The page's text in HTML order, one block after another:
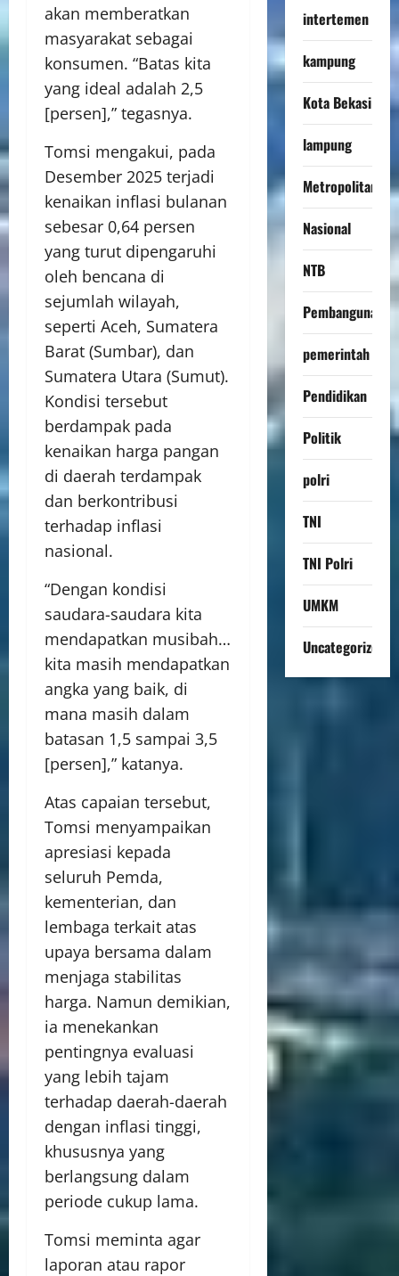
akan memberatkan
masyarakat sebagai
konsumen. “Batas kita
yang ideal adalah 2,5
[persen],” tegasnya.
Tomsi mengakui, pada
Desember 2025 terjadi
kenaikan inflasi bulanan
sebesar 0,64 persen
yang turut dipengaruhi
oleh bencana di
sejumlah wilayah,
seperti Aceh, Sumatera
Barat (Sumbar), dan
Sumatera Utara (Sumut).
Kondisi tersebut
berdampak pada
kenaikan harga pangan
di daerah terdampak
dan berkontribusi
terhadap inflasi
nasional.
“Dengan kondisi
saudara-saudara kita
mendapatkan musibah…
kita masih mendapatkan
angka yang baik, di
mana masih dalam
batasan 1,5 sampai 3,5
[persen],” katanya.
Atas capaian tersebut,
Tomsi menyampaikan
apresiasi kepada
seluruh Pemda,
kementerian, dan
lembaga terkait atas
upaya bersama dalam
menjaga stabilitas
harga. Namun demikian,
ia menekankan
pentingnya evaluasi
yang lebih tajam
terhadap daerah-daerah
dengan inflasi tinggi,
khususnya yang
berlangsung dalam
periode cukup lama.
Tomsi meminta agar
laporan atau rapor
intertemen
kampung
Kota Bekasi
lampung
Metropolitan
Nasional
NTB
Pembangunan
pemerintah
Pendidikan
Politik
polri
TNI
TNI Polri
UMKM
Uncategorized